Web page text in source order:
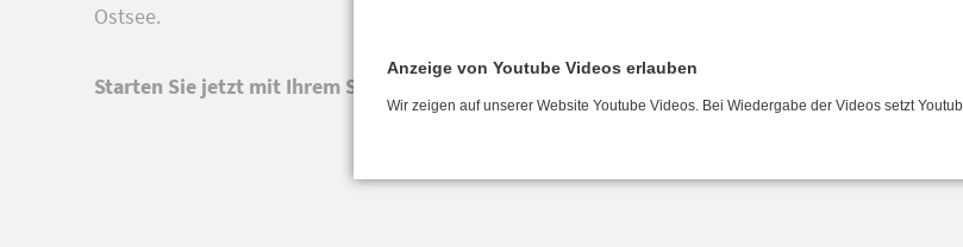
Ostsee.
Starten Sie jetzt mit Ihrem Sportbootsführerschein bei uns!
Anzeige von Youtube Videos erlauben
Wir zeigen auf unserer Website Youtube Videos. Bei Wiedergabe der Videos setzt